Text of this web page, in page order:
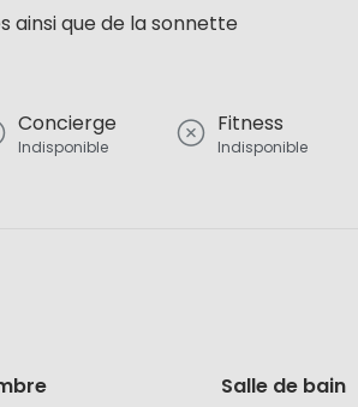
ainsi que de la sonnette
Concierge
Indisponible
Fitness
Indisponible
Salle de bain